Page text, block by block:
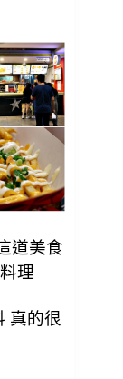
道美食
理
真的很